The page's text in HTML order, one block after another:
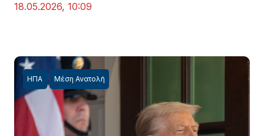
18.05.2026, 10:09
ΗΠΑ Μέση Ανατολή